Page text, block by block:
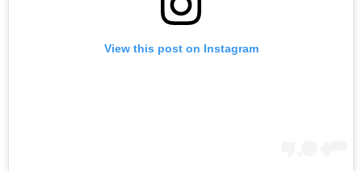
View this post on Instagram